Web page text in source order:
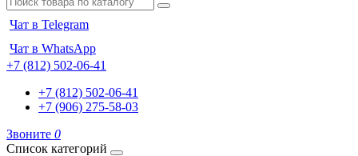
Чат в Telegram
Чат в WhatsApp
+7 (812) 502-06-41
+7 (812) 502-06-41
+7 (906) 275-58-03
Звоните 0
Список категорий